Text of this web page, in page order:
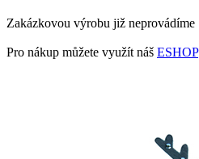
Zakázkovou výrobu již neprovádíme
Pro nákup můžete využít náš ESHOP